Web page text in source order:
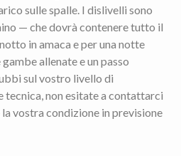
sulle spalle. I dislivelli sono
— che dovrà contenere tutto il
in amaca e per una notte
allenate e un passo
sul vostro livello di
tecnica, non esitate a contattarci
vostra condizione in previsione